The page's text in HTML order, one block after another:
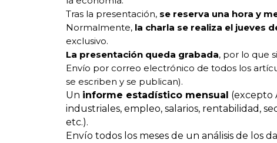
Tras la presentación, se reserva una hora y
Normalmente, la charla se realiza el jueves
exclusivo.
La presentación queda grabada, por lo que
Envío por correo electrónico de todos los
se escriben y se publican).
Un informe estadístico mensual (excepto
industriales, empleo, salarios, rentabilidad,
etc.).
Envío todos los meses de un análisis de los